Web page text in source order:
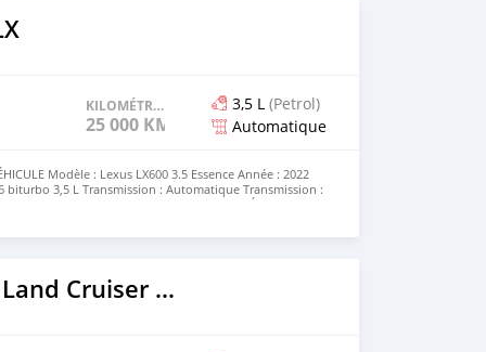
KILOMÉTRAGE
25 000 KM
3,5 L (Petrol)
Automatique
Modèle : Lexus LX600 3.5 Essence Année : 2022
biturbo 3,5 L Transmission : Automatique Transmission :
Nombre de places : 7 Kilométrage : 25 000 État :
2023 Toyota Land Cruiser Prado